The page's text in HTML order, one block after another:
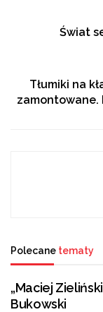
Tym razem
Publicznej w
Miejska Biblioteka
Świat
Tłumiki na
zamontowane.
Polecane tematy
„Maciej
Bukowski